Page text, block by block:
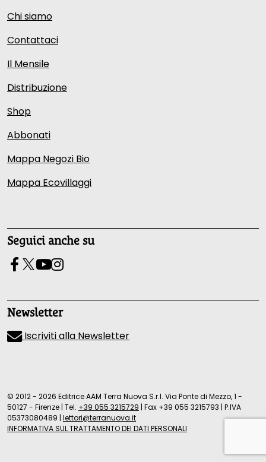
Chi siamo
Contattaci
Il Mensile
Distribuzione
Shop
Abbonati
Mappa Negozi Bio
Mappa Ecovillaggi
Seguici anche su
Newsletter
Iscriviti alla Newsletter
© 2012 - 2026 Editrice AAM Terra Nuova S.r.l. Via Ponte di Mezzo, 1 -
50127 - Firenze | Tel. +39 055 3215729 | Fax +39 055 3215793 | P.IVA
05373080489 | lettori@terranuova.it
INFORMATIVA SUL TRATTAMENTO DEI DATI PERSONALI